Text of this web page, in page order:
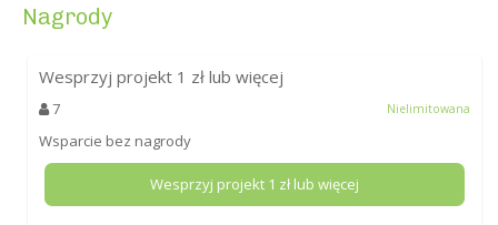
Nagrody
Wesprzyj projekt 1 zł lub więcej
7 Nielimitowana
Wsparcie bez nagrody
Wesprzyj projekt 1 zł lub więcej